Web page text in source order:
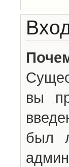
вы
был